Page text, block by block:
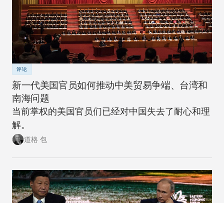
评论
新一代美国官员如何推动中美贸易争端、台湾和
南海问题
当前掌权的美国官员们已经对中国失去了耐心和理
解。
道格 包